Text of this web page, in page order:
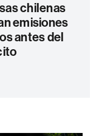
chilenas
emisiones
antes del